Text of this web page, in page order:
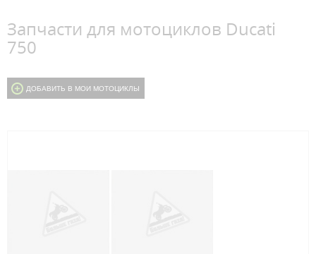
Запчасти для мотоциклов Ducati
750
ДОБАВИТЬ В МОИ МОТОЦИКЛЫ